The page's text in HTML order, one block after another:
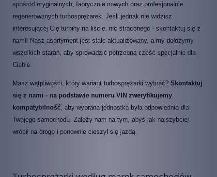
spośród oryginalnych, fabrycznie nowych oraz profesjonalnie
regenerowanych turbosprężarek. Jeśli jednak nie widzisz
interesującej Cię turbiny na liście, nic straconego - skontaktuj się z
nami! Nasz asortyment jest stale aktualizowany, a my dołożymy
wszelkich starań, aby sprowadzić potrzebną część specjalnie dla
Ciebie.
Masz wątpliwości, który wariant turbosprężarki wybrać? Skontaktuj
się z nami - na podstawie numeru VIN zweryfikujemy
kompatybilność, aby wybrana jednostka była odpowiednia dla
Twojego samochodu. Zależy nam na tym, abyś jak najszybciej
wrócił na drogę i ponownie cieszył się jazdą.